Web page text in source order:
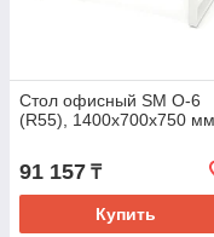
Стол офисный SМ O-6
(R55), 1400х700х750 мм
91 157 ₸
Купить